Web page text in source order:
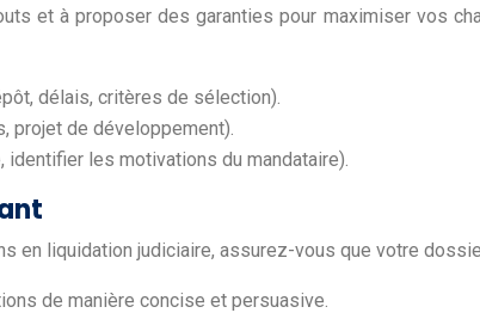
et à proposer des garanties pour maximiser vos
délais, critères de sélection).
projet de développement).
les motivations du mandataire).
en liquidation judiciaire, assurez-vous que votre
de manière concise et persuasive.